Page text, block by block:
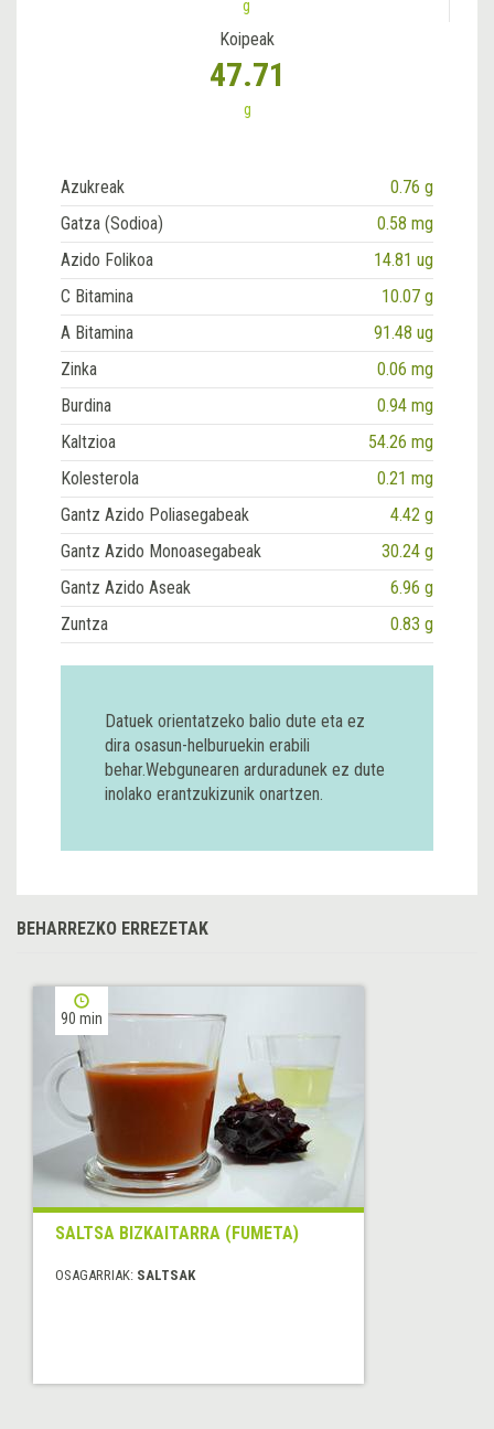
g
Koipeak
47.71
g
Azukreak
0.76 g
Gatza (Sodioa)
0.58 mg
Azido Folikoa
14.81 ug
C Bitamina
10.07 g
A Bitamina
91.48 ug
Zinka
0.06 mg
Burdina
0.94 mg
Kaltzioa
54.26 mg
Kolesterola
0.21 mg
Gantz Azido Poliasegabeak
4.42 g
Gantz Azido Monoasegabeak
30.24 g
Gantz Azido Aseak
6.96 g
Zuntza
0.83 g
Datuek orientatzeko balio dute eta ez
dira osasun-helburuekin erabili
behar.Webgunearen arduradunek ez dute
inolako erantzukizunik onartzen.
BEHARREZKO ERREZETAK
90 min
SALTSA BIZKAITARRA (FUMETA)
OSAGARRIAK: SALTSAK